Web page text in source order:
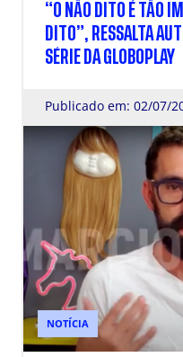
“O NÃO DITO É TÃO
DITO”, RESSALTA
SÉRIE DA GLOBOPLAY
Publicado em: 02/07/
NOTÍCIA